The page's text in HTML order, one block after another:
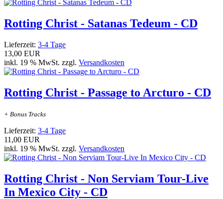
Rotting Christ - Satanas Tedeum - CD
Lieferzeit: 3-4 Tage
13,00 EUR
inkl. 19 % MwSt. zzgl. Versandkosten
Rotting Christ - Passage to Arcturo - CD
+ Bonus Tracks
Lieferzeit: 3-4 Tage
11,00 EUR
inkl. 19 % MwSt. zzgl. Versandkosten
Rotting Christ - Non Serviam Tour-Live
In Mexico City - CD